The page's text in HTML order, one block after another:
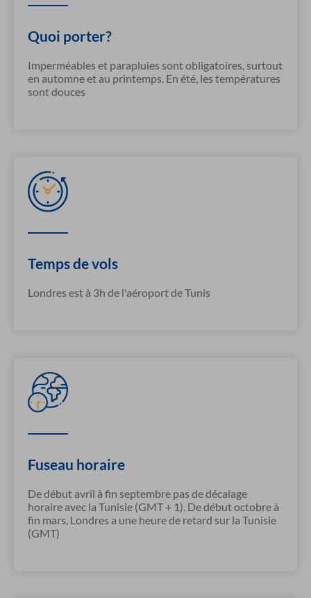
Quoi porter?
Imperméables et parapluies sont obligatoires, surtout
en automne et au printemps. En été, les températures
sont douces
Temps de vols
Londres est à 3h de l'aéroport de Tunis
Fuseau horaire
De début avril à fin septembre pas de décalage
horaire avec la Tunisie (GMT + 1). De début octobre à
fin mars, Londres a une heure de retard sur la Tunisie
(GMT)